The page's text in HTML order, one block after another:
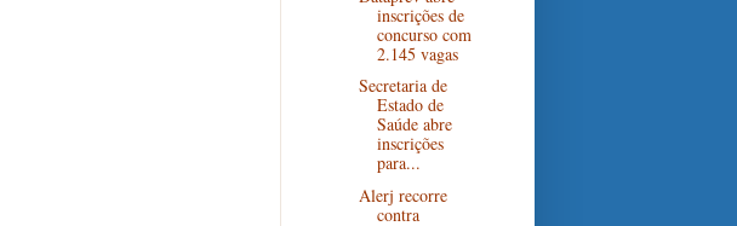
inscrições de
concurso com
2.145 vagas
Secretaria de
Estado de
Saúde abre
inscrições
para...
Alerj recorre
contra